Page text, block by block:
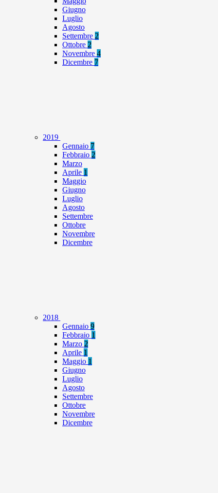
Giugno
Luglio
Agosto
Settembre 2
Ottobre 2
Novembre 4
Dicembre 7
2019
Gennaio 7
Febbraio 2
Marzo
Aprile 1
Maggio
Giugno
Luglio
Agosto
Settembre
Ottobre
Novembre
Dicembre
2018
Gennaio 9
Febbraio 1
Marzo 2
Aprile 1
Maggio 1
Giugno
Luglio
Agosto
Settembre
Ottobre
Novembre
Dicembre